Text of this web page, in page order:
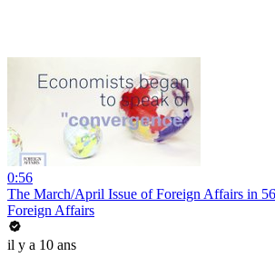
0:56
The March/April Issue of Foreign Affairs in
Foreign Affairs
il y a 10 ans